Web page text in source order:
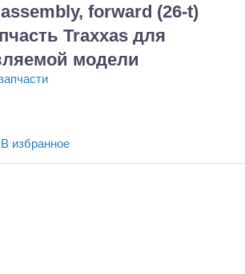
forward (26-t)
Traxxas для
модели
В избранное